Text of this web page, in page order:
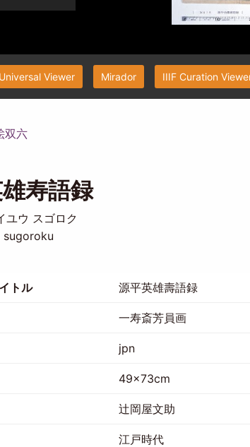
Universal Viewer Mirador IIIF Curation
双六
寿語録
ユウ スゴロク
sugoroku
トル 源平英雄壽語録
一寿斎芳員画
jpn
49×73cm
辻岡屋文助
江戸時代